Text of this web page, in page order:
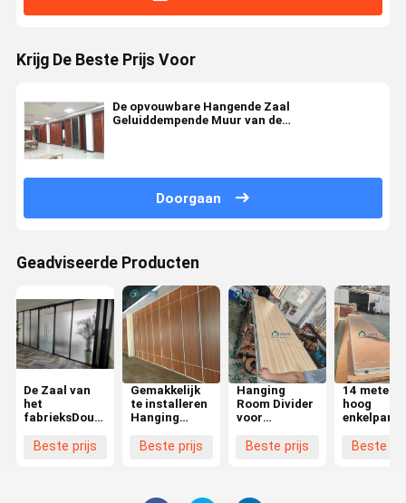
Krijg De Beste Prijs Voor
De opvouwbare Hangende Zaal
Geluiddempende Muur van de
Doorgaan
Geadviseerde Producten
De Zaal van
het
fabrieksDouanekantoor
Kader Enige
Beste prijs
Gemakkelijk
te installeren
Hanging
Partition
deur
Beste prijs
Hanging
Room Divider
voor
met
Beste prijs
14 meter
hoog
kamer
Beste